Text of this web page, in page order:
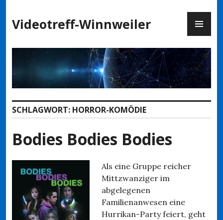
Inhalt
springen
Videotreff-Winnweiler
SCHLAGWORT: HORROR-KOMÖDIE
Bodies Bodies Bodies
Als eine Gruppe reicher
Mittzwanziger im
abgelegenen
Familienanwesen eine
Hurrikan-Party feiert, geht